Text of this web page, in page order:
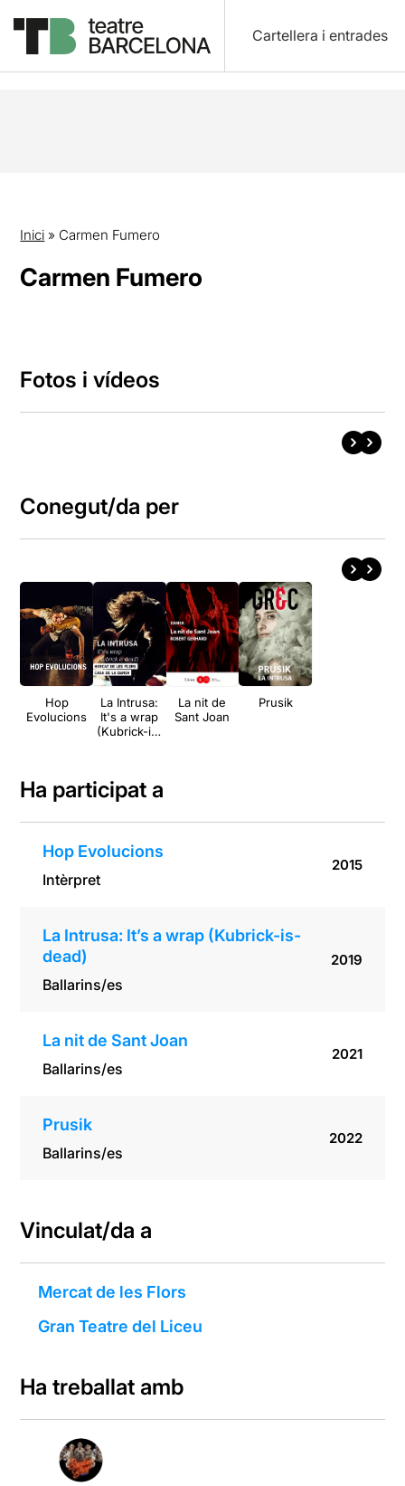
Cartellera i entrades
Inici » Carmen Fumero
Carmen Fumero
Fotos i vídeos
Conegut/da per
Hop
Evolucions
La Intrusa:
It's a wrap
(Kubrick-is-
La nit de
Sant Joan
Prusik
Ha participat a
Hop Evolucions
Intèrpret
2015
La Intrusa: It’s a wrap (Kubrick-is-
dead)
Ballarins/es
2019
La nit de Sant Joan
Ballarins/es
2021
Prusik
Ballarins/es
2022
Vinculat/da a
Mercat de les Flors
Gran Teatre del Liceu
Ha treballat amb